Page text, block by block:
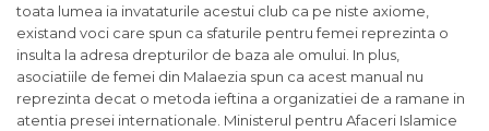
toata lumea ia invataturile acestui club ca pe niste axiome,
existand voci care spun ca sfaturile pentru femei reprezinta o
insulta la adresa drepturilor de baza ale omului. In plus,
asociatiile de femei din Malaezia spun ca acest manual nu
reprezinta decat o metoda ieftina a organizatiei de a ramane in
atentia presei internationale. Ministerul pentru Afaceri Islamice